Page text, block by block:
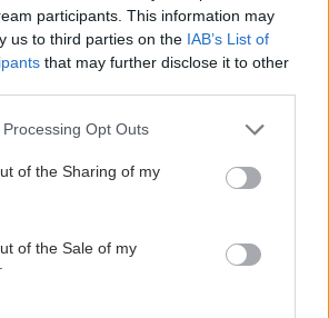
participants. This information may
us to third parties on the IAB’s List of
that may further disclose it to other
website/app uses one or more Google
or usage behaviour. You may click to
to Google and its third-party tags to
specified purposes in below Google
Opt Outs
of the Sharing of my
of the Sale of my